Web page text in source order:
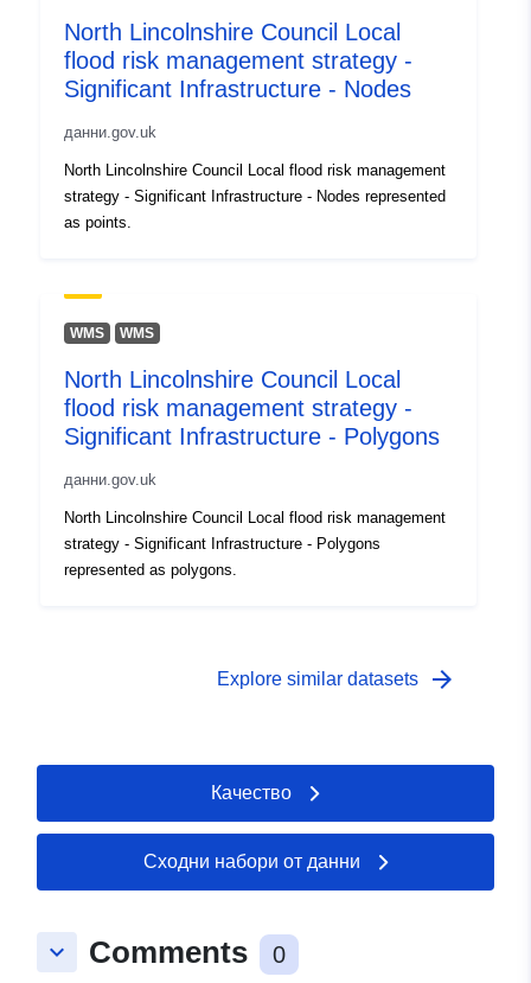
North Lincolnshire Council Local
flood risk management strategy -
Significant Infrastructure - Nodes
данни.gov.uk
North Lincolnshire Council Local flood risk management
strategy - Significant Infrastructure - Nodes represented
as points.
WMS WMS
North Lincolnshire Council Local
flood risk management strategy -
Significant Infrastructure - Polygons
данни.gov.uk
North Lincolnshire Council Local flood risk management
strategy - Significant Infrastructure - Polygons
represented as polygons.
Explore similar datasets arrow_forward
Качество
Сходни набори от данни
keyboard_arrow_down Comments 0